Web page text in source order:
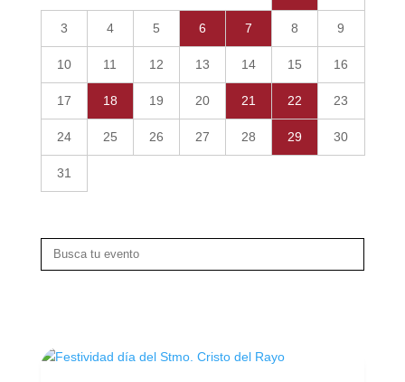
3 4 5 6 7 8 9
10 11 12 13 14 15 16
17 18 19 20 21 22 23
24 25 26 27 28 29 30
31